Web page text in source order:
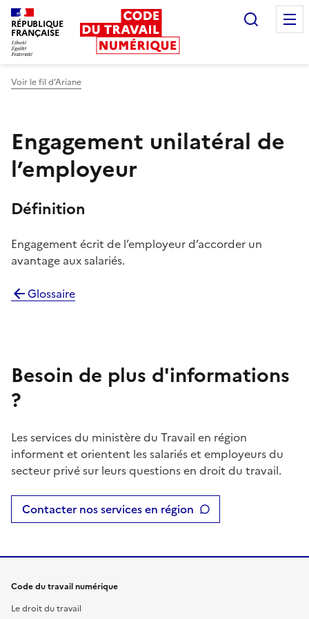
RÉPUBLIQUE
FRANÇAISE
Voir le fil d’Ariane
Engagement unilatéral de
l’employeur
Définition
Engagement écrit de l’employeur d’accorder un
avantage aux salariés.
Glossaire
Besoin de plus d'informations
?
Les services du ministère du Travail en région
informent et orientent les salariés et employeurs du
secteur privé sur leurs questions en droit du travail.
Contacter nos services en région
Code du travail numérique
Le droit du travail